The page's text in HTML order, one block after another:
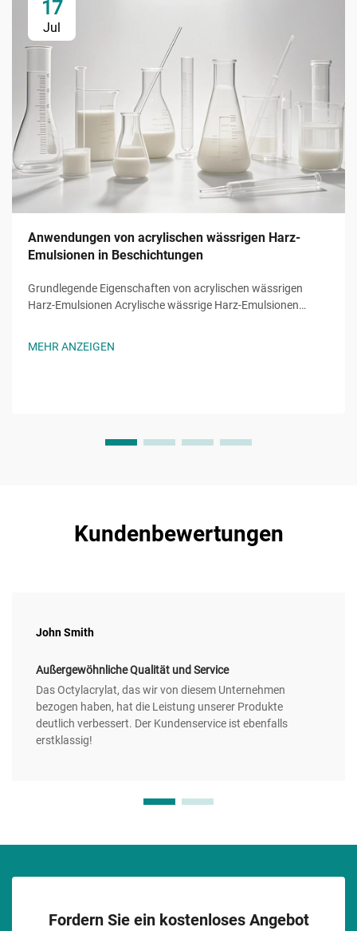
17
Jul
Anwendungen von acrylischen wässrigen Harz-
Emulsionen in Beschichtungen
Grundlegende Eigenschaften von acrylischen wässrigen
Harz-Emulsionen Acrylische wässrige Harz-Emulsionen
MEHR ANZEIGEN
Kundenbewertungen
John Smith
Außergewöhnliche Qualität und Service
Das Octylacrylat, das wir von diesem Unternehmen
bezogen haben, hat die Leistung unserer Produkte
deutlich verbessert. Der Kundenservice ist ebenfalls
erstklassig!
Fordern Sie ein kostenloses Angebot